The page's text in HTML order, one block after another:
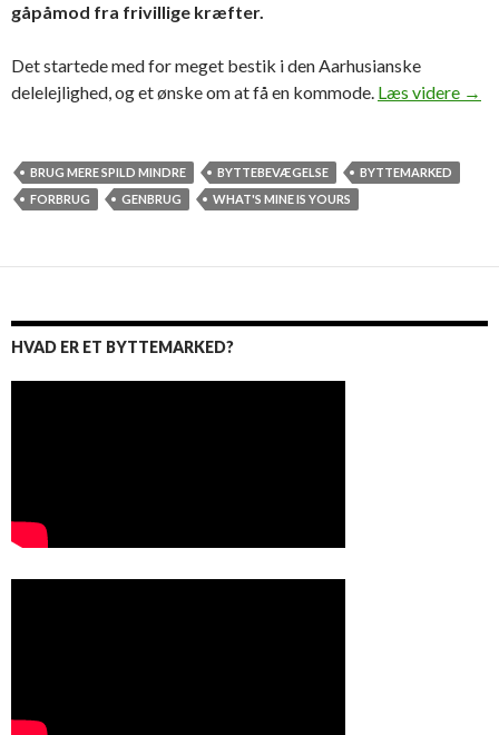
gåpåmod fra frivillige kræfter.
Det startede med for meget bestik i den Aarhusianske
delelejlighed, og et ønske om at få en kommode. Læs videre →
BRUG MERE SPILD MINDRE BYTTEBEVÆGELSE
BYTTEMARKED
FORBRUG
GENBRUG WHAT'S MINE IS YOURS
HVAD ER ET BYTTEMARKED?